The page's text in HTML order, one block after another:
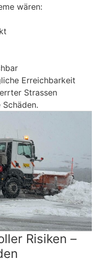
wären:
Erreichbarkeit
Strassen
Risiken –